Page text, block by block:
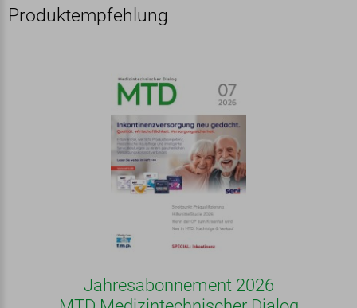
Produktempfehlung
Jahresabonnement 2026